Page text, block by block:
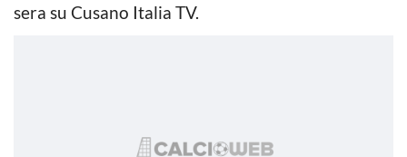
sera su Cusano Italia TV.